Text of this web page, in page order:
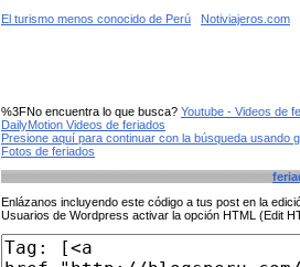
El turismo menos conocido de Perú
Notiviajeros.com
%3FNo encuentra lo que busca? Youtube - Videos de
DailyMotion Videos de feriados
Presione aquí para continuar con la búsqueda usando
Fotos de feriados
Enlázanos incluyendo este código a tus post en la
Usuarios de Wordpress activar la opción HTML (Edit